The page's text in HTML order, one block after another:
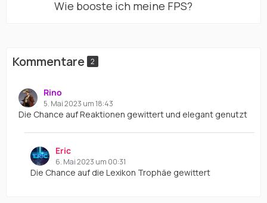
Wie booste ich meine FPS?
Kommentare 2
Rino
5. Mai 2023 um 18:43
Die Chance auf Reaktionen gewittert und elegant genutzt
Eric
6. Mai 2023 um 00:31
Die Chance auf die Lexikon Trophäe gewittert